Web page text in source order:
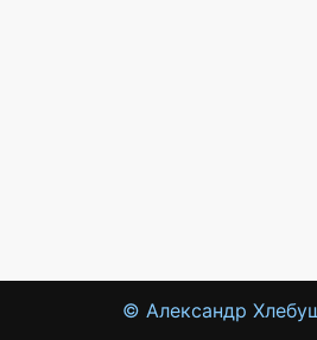
© Александр